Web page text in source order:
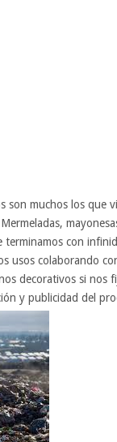
son muchos los que
con
usos colaborando
decorativos si nos
y publicidad del